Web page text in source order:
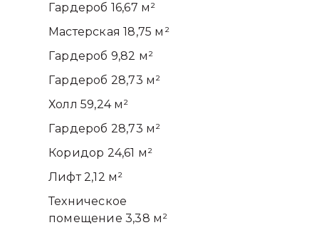
Мастерская 18,75 м²
Холл 59,24 м²
Коридор 24,61 м²
Гардероб 16,67 м²
Гардероб 9,82 м²
Гардероб 28,73 м²
Гардероб 28,73 м²
Лифт 2,12 м²
Техническое
помещение 3,38 м²